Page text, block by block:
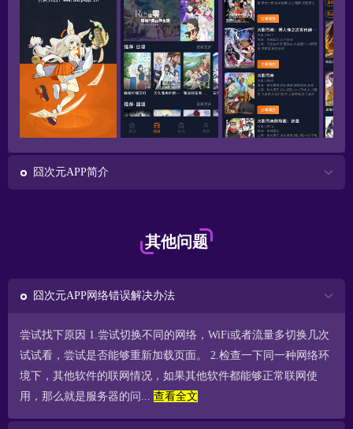
囧次元APP简介
其他问题
囧次元APP网络错误解决办法
尝试找下原因 1.尝试切换不同的网络，WiFi或者流量多切换几次
试试看，尝试是否能够重新加载页面。 2.检查一下同一种网络环
境下，其他软件的联网情况，如果其他软件都能够正常联网使
用，那么就是服务器的问... 查看全文